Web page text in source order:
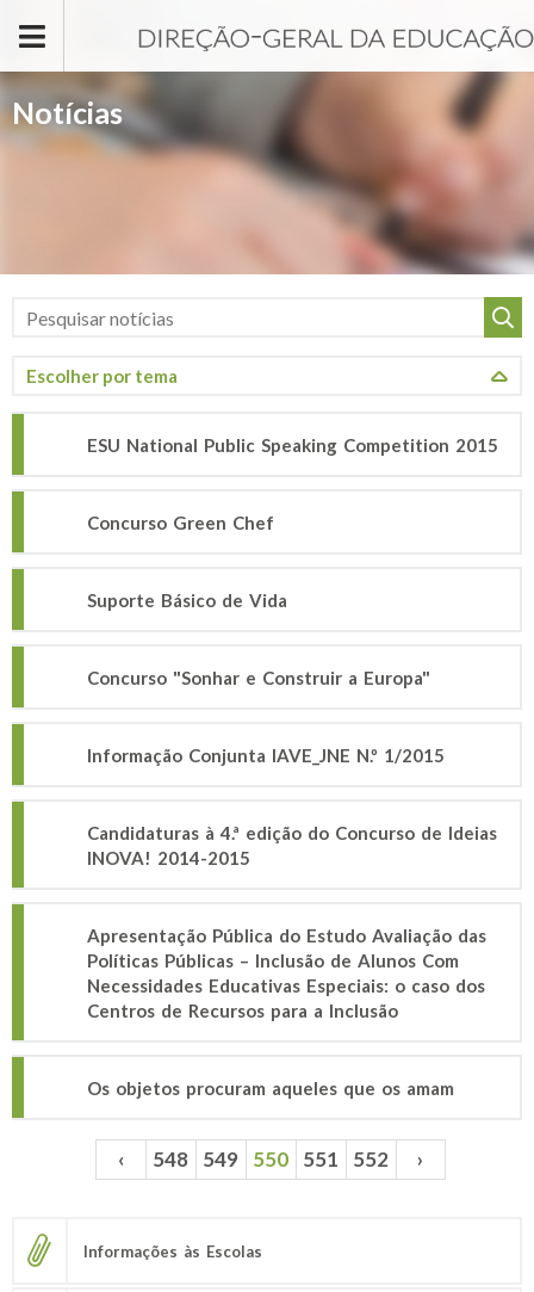
Notícias
ESU National Public Speaking Competition 2015
Concurso Green Chef
Suporte Básico de Vida
Concurso "Sonhar e Construir a Europa"
Informação Conjunta IAVE_JNE N.º 1/2015
Candidaturas à 4.ª edição do Concurso de Ideias
INOVA! 2014-2015
Apresentação Pública do Estudo Avaliação das
Políticas Públicas – Inclusão de Alunos Com
Necessidades Educativas Especiais: o caso dos
Centros de Recursos para a Inclusão
Os objetos procuram aqueles que os amam
Páginas ‹ 548 549 550 551 552 ›
Informações às Escolas